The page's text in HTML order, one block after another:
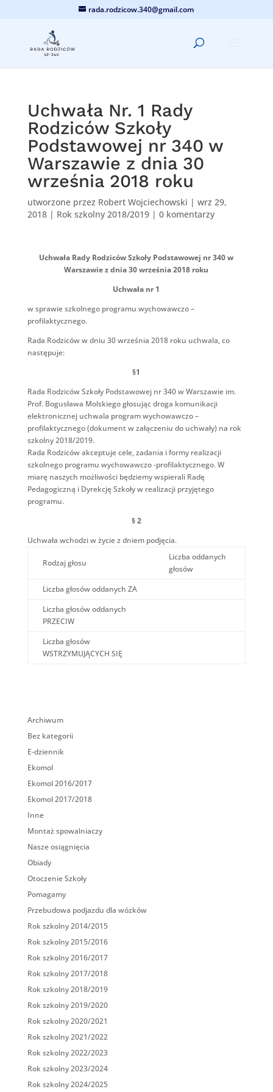
rada.rodzicow.340@gmail.com
Uchwała Nr. 1 Rady
Rodziców Szkoły
Podstawowej nr 340 w
Warszawie z dnia 30
września 2018 roku
utworzone przez Robert Wojciechowski | wrz 29,
2018| Rok szkolny 2018/2019| 0 komentarzy
Uchwała Rady Rodziców Szkoły Podstawowej nr 340 w
Warszawie z dnia 30 września 2018 roku
Uchwała nr 1
w sprawie szkolnego programu wychowawczo –
profilaktycznego.
Rada Rodziców w dniu 30 września 2018 roku uchwala, co
następuje:
§1
Rada Rodziców Szkoły Podstawowej nr 340 w Warszawie im.
Prof. Bogusława Molskiego głosując droga komunikacji
elektronicznej uchwala program wychowawczo –
profilaktycznego (dokument w załączeniu do uchwały) na rok
szkolny 2018/2019.
Rada Rodziców akceptuje cele, zadania i formy realizacji
szkolnego programu wychowawczo -profilaktycznego. W
miarę naszych możliwości będziemy wspierali Radę
Pedagogiczną i Dyrekcję Szkoły w realizacji przyjętego
programu.
§ 2
Uchwała wchodzi w życie z dniem podjęcia.
Rodzaj głosu
Liczba oddanych
głosów
Liczba głosów oddanych ZA
Liczba głosów oddanych
PRZECIW
Liczba głosów
WSTRZYMUJĄCYCH SIĘ
Archiwum
Bez kategorii
E-dziennik
Ekomol
Ekomol 2016/2017
Ekomol 2017/2018
Inne
Montaż spowalniaczy
Nasze osiągnięcia
Obiady
Otoczenie Szkoły
Pomagamy
Przebudowa podjazdu dla wózków
Rok szkolny 2014/2015
Rok szkolny 2015/2016
Rok szkolny 2016/2017
Rok szkolny 2017/2018
Rok szkolny 2018/2019
Rok szkolny 2019/2020
Rok szkolny 2020/2021
Rok szkolny 2021/2022
Rok szkolny 2022/2023
Rok szkolny 2023/2024
Rok szkolny 2024/2025